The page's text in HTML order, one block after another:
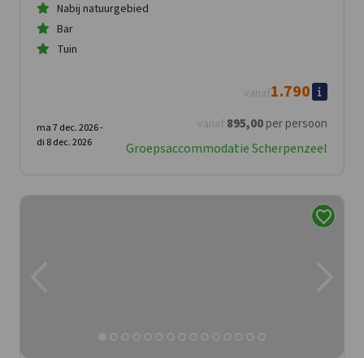
Nabij natuurgebied
Bar
Tuin
vanaf 895,00per persoon
vanaf1.790
ma 7 dec. 2026 -
di 8 dec. 2026
Groepsaccommodatie Scherpenzeel